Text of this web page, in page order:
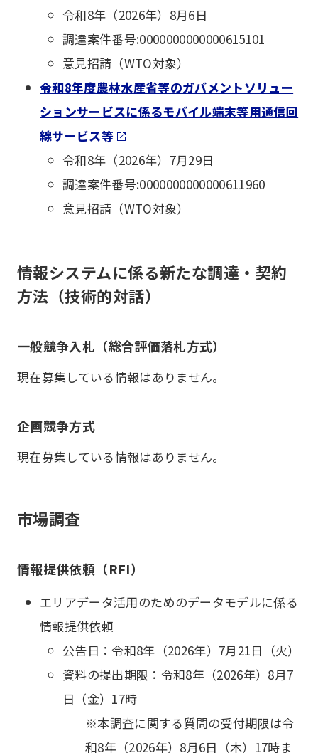
令和8年（2026年）8月6日
調達案件番号:0000000000000615101
意見招請（WTO対象）
令和8年度農林水産省等のガバメントソリュー
ションサービスに係るモバイル端末等用通信回
線サービス等
令和8年（2026年）7月29日
調達案件番号:0000000000000611960
意見招請（WTO対象）
情報システムに係る新たな調達・契約
方法（技術的対話）
一般競争入札（総合評価落札方式）
現在募集している情報はありません。
企画競争方式
現在募集している情報はありません。
市場調査
情報提供依頼（RFI）
エリアデータ活用のためのデータモデルに係る
情報提供依頼
公告日：令和8年（2026年）7月21日（火）
資料の提出期限：令和8年（2026年）8月7
日（金）17時
※本調査に関する質問の受付期限は令
和8年（2026年）8月6日（木）17時ま